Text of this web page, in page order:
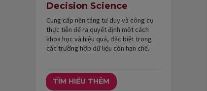
Cung cấp nền tảng tư duy và công cụ
thực tiễn để ra quyết định một cách
khoa học và hiệu quả, đặc biệt trong
các trường hợp dữ liệu còn hạn chế.
Decision Science
TÌM HIỂU THÊM